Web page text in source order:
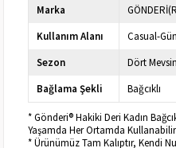
Marka
Kullanım Alanı
Casual-
Sezon
Dört
Bağlama Şekli
Bağcıklı
* Gönderi® Hakiki Deri Kadın
Yaşamda Her Ortamda
* Ürünümüz Tam Kalıptır, Kendi